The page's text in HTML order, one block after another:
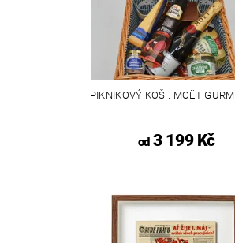
PIKNIKOVÝ KOŠ . MOËT
od3 199 Kč